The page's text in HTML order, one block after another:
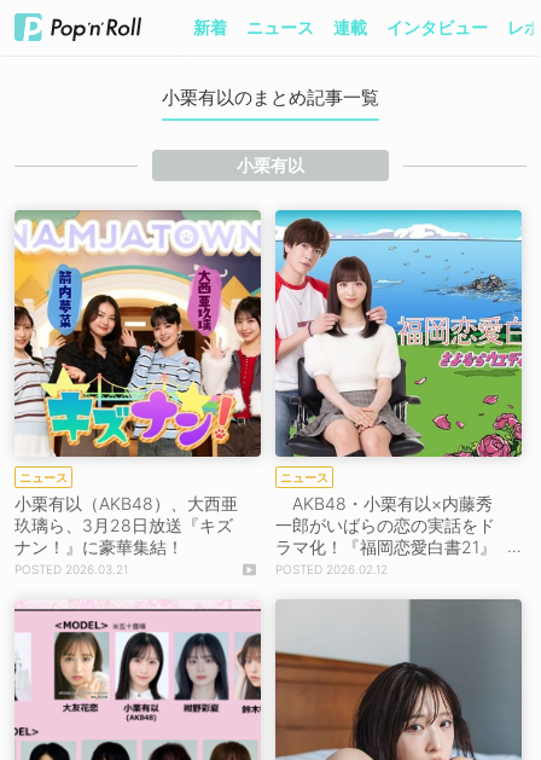
新着 ニュース 連載 インタビュー レ
小栗有以のまとめ記事一覧
小栗有以
ニュース
小栗有以（AKB48）、大西亜
玖璃ら、3月28日放送『キズ
ナン！』に豪華集結！
2026.03.21
ニュース
AKB48・小栗有以×内藤秀
一郎がいばらの恋の実話をド
ラマ化！『福岡恋愛白書21』
放送＆配信決定！
2026.02.12